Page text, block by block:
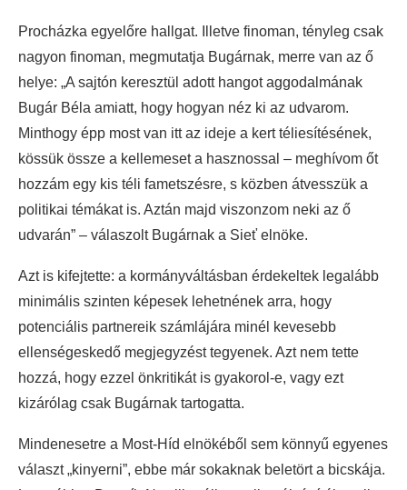
Procházka egyelőre hallgat. Illetve finoman, tényleg csak
nagyon finoman, megmutatja Bugárnak, merre van az ő
helye: „A sajtón keresztül adott hangot aggodalmának
Bugár Béla amiatt, hogy hogyan néz ki az udvarom.
Minthogy épp most van itt az ideje a kert téliesítésének,
kössük össze a kellemeset a hasznossal – meghívom őt
hozzám egy kis téli fametszésre, s közben átvesszük a
politikai témákat is. Aztán majd viszonzom neki az ő
udvarán” – válaszolt Bugárnak a Sieť elnöke.
Azt is kifejtette: a kormányváltásban érdekeltek legalább
minimális szinten képesek lehetnének arra, hogy
potenciális partnereik számlájára minél kevesebb
ellenségeskedő megjegyzést tegyenek. Azt nem tette
hozzá, hogy ezzel önkritikát is gyakorol-e, vagy ezt
kizárólag csak Bugárnak tartogatta.
Mindenesetre a Most-Híd elnökéből sem könnyű egyenes
választ „kinyerni”, ebbe már sokaknak beletört a bicskája.